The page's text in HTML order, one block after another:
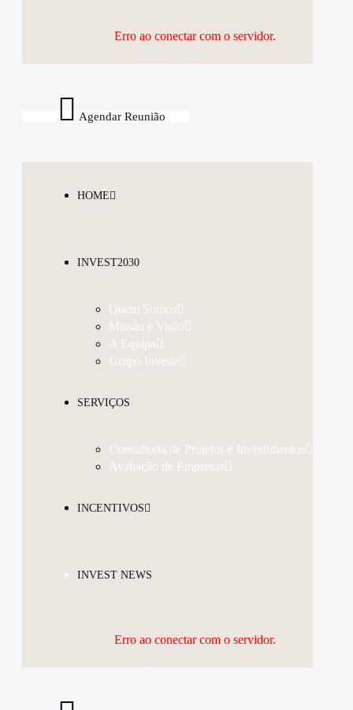
Erro ao conectar com o servidor.
Agendar Reunião
HOME
INVEST2030
Quem Somos
Missão e Visão
A Equipa
Grupo Investe
SERVIÇOS
Consultoria de Projetos e Investimentos
Avaliação de Empresas
INCENTIVOS
INVEST NEWS
Erro ao conectar com o servidor.